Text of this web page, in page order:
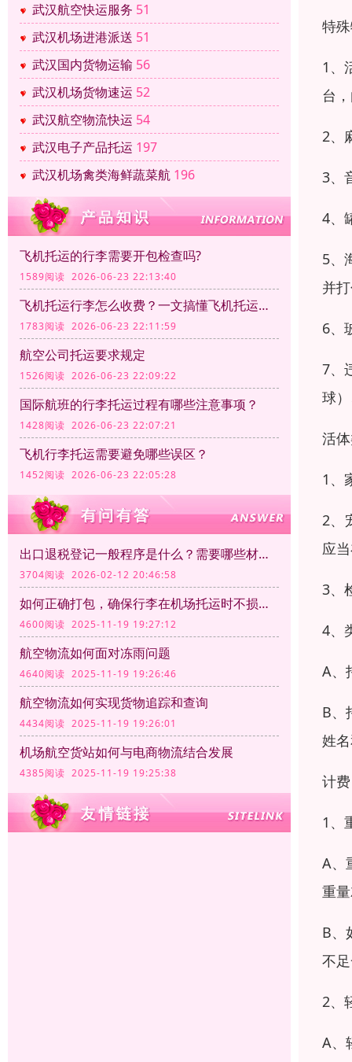
武汉航空快运服务 51
武汉机场进港派送 51
武汉国内货物运输 56
武汉机场货物速运 52
武汉航空物流快运 54
武汉电子产品托运 197
武汉机场禽类海鲜蔬菜航 196
飞机托运的行李需要开包检查吗?
1589阅读 2026-06-23 22:13:40
飞机托运行李怎么收费？一文搞懂飞机托运行李计费规则
1783阅读 2026-06-23 22:11:59
航空公司托运要求规定
1526阅读 2026-06-23 22:09:22
国际航班的行李托运过程有哪些注意事项？
1428阅读 2026-06-23 22:07:21
飞机行李托运需要避免哪些误区？
1452阅读 2026-06-23 22:05:28
出口退税登记一般程序是什么？需要哪些材料？
3704阅读 2026-02-12 20:46:58
如何正确打包，确保行李在机场托运时不损坏？
4600阅读 2025-11-19 19:27:12
航空物流如何面对冻雨问题
4640阅读 2025-11-19 19:26:46
航空物流如何实现货物追踪和查询
4434阅读 2025-11-19 19:26:01
机场航空货站如何与电商物流结合发展
4385阅读 2025-11-19 19:25:38
特
1、
台
2、
3、
4、
5、
并
6、
7、
球
活
1、
2、
应
3、
4、
A、
B、
姓
计费
1、
A、
重
B、
不
2、
A、